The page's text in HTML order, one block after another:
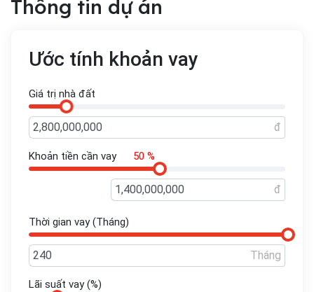
Thông tin dự án
Ước tính khoản vay
Giá trị nhà đất
đ
Khoản tiền cần vay 50 %
đ
Thời gian vay (Tháng)
Tháng
Lãi suất vay (%)